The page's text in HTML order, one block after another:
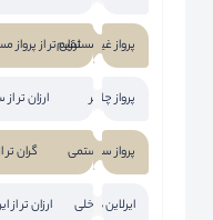
پرواز غیرمستقیمارزان تر از
پرواز چارتر ارزان تر
پرواز سیستمی گران تر
ایرلاین داخلی ارزان تر